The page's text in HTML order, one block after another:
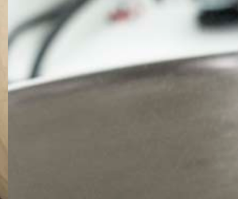
SITE WEB
Contact
Jérémy PRUVOST